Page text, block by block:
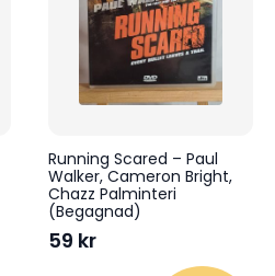
Running Scared – Paul
Walker, Cameron Bright,
Chazz Palminteri
(Begagnad)
59 kr